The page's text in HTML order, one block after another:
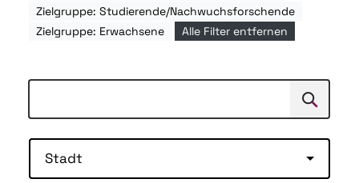
Zielgruppe: Studierende/Nachwuchsforschende
Zielgruppe: Erwachsene
Alle Filter entfernen
Suchen
Stadt